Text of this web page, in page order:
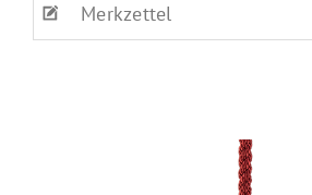
Merkzettel